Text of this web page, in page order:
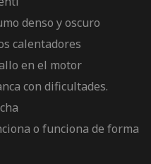
denso y oscuro
calentadores
en el motor
con dificultades.
o funciona de forma